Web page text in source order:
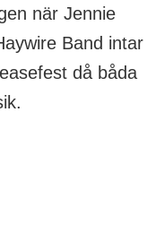
när Jennie
Band intar
då båda